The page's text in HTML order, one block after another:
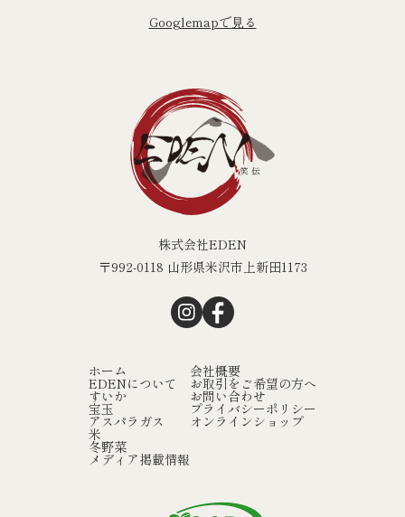
Googlemapで⾒る
株式会社EDEN
〒992-0118 山形県米沢市上新田1173
ホーム
EDENについて
すいか
宝玉
アスパラガス
米
冬野菜
メディア掲載情報
会社概要
お取引をご希望の方へ
お問い合わせ
プライバシーポリシー
オンラインショップ